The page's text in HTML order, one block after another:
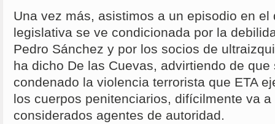
Una vez más, asistimos a un episodio en el
legislativa se ve condicionada por la
Pedro Sánchez y por los socios de
ha dicho De las Cuevas, advirtiendo de
condenado la violencia terrorista que ETA
los cuerpos penitenciarios, difícilmente va
considerados agentes de autoridad.